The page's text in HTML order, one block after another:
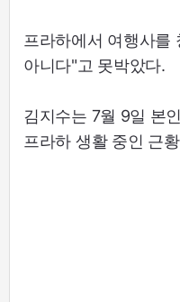
프라하에서 여행사를
아니다"고 못박았다.
김지수는 7월 9일 본
프라하 생활 중인 근